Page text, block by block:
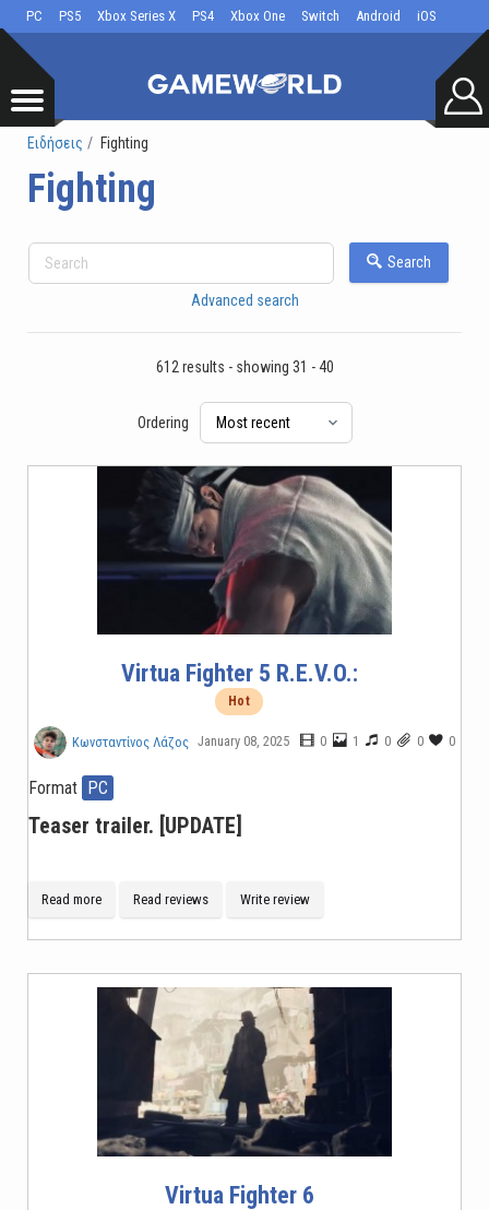
PC PS5 Xbox Series X PS4 Xbox One Switch Android iOS
Ειδήσεις Fighting
Fighting
Search
Advanced search
612 results - showing 31 - 40
Ordering
Virtua Fighter 5 R.E.V.O.:
Hot
Κωνσταντίνος Λάζος January 08, 2025 0 1 0 0 0
Format PC
Teaser trailer. [UPDATE]
Read more Read reviews Write review
Virtua Fighter 6